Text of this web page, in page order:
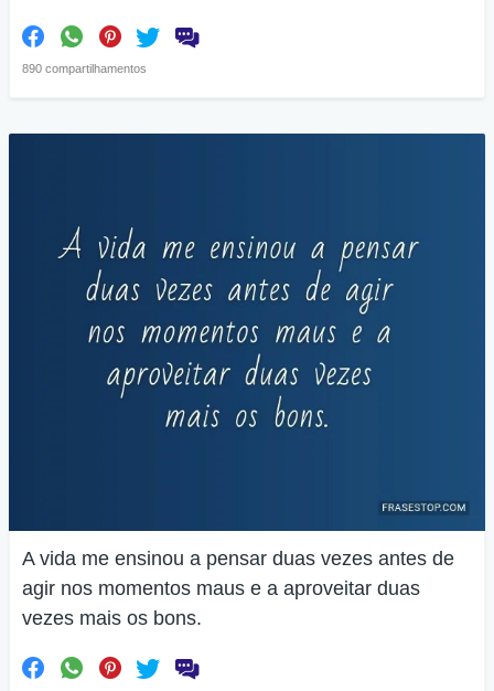
890 compartilhamentos
A vida me ensinou a pensar duas vezes antes de
agir nos momentos maus e a aproveitar duas
vezes mais os bons.